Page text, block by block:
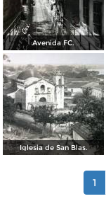
Avenida FC.
Iglesia de San Blas.
1